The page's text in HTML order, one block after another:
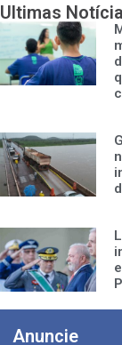
Ultimas
Anuncie